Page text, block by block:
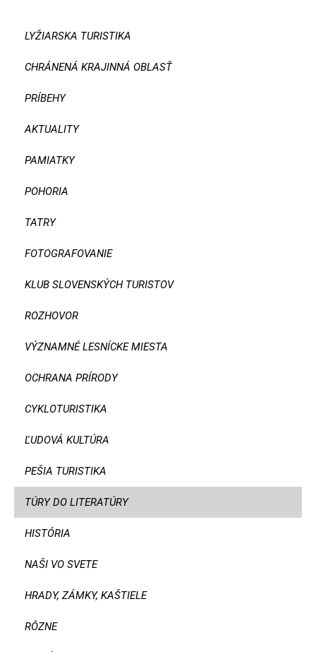
LYŽIARSKA TURISTIKA
CHRÁNENÁ KRAJINNÁ OBLASŤ
PRÍBEHY
AKTUALITY
PAMIATKY
POHORIA
TATRY
FOTOGRAFOVANIE
KLUB SLOVENSKÝCH TURISTOV
ROZHOVOR
VÝZNAMNÉ LESNÍCKE MIESTA
OCHRANA PRÍRODY
CYKLOTURISTIKA
ĽUDOVÁ KULTÚRA
PEŠIA TURISTIKA
TÚRY DO LITERATÚRY
HISTÓRIA
NAŠI VO SVETE
HRADY, ZÁMKY, KAŠTIELE
RÔZNE